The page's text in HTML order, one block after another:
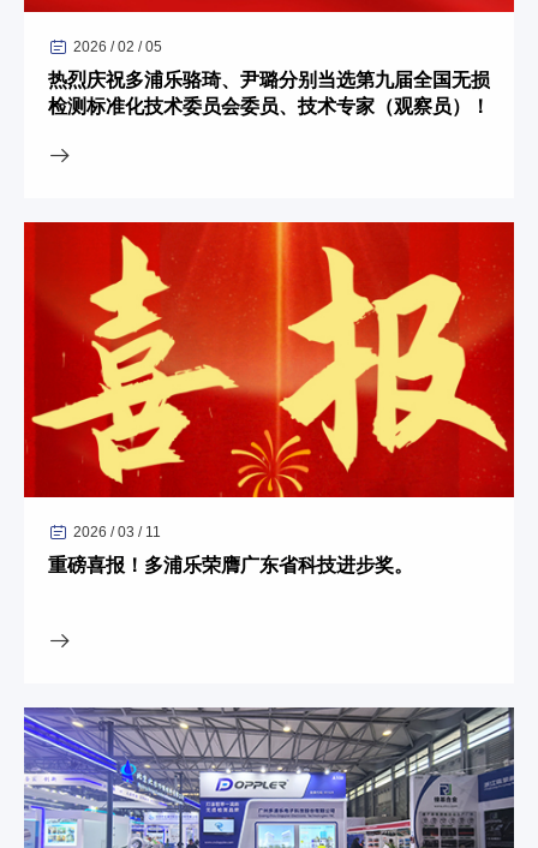
2026 / 02 / 05
热烈庆祝多浦乐骆琦、尹璐分别当选第九届全国无损
检测标准化技术委员会委员、技术专家（观察员）！
2026 / 03 / 11
重磅喜报！多浦乐荣膺广东省科技进步奖。